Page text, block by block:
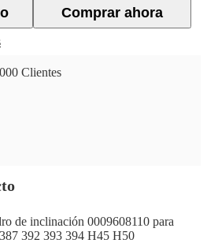
Comprar ahora
Clientes
de inclinación 0009608110 para
392 393 394 H45 H50